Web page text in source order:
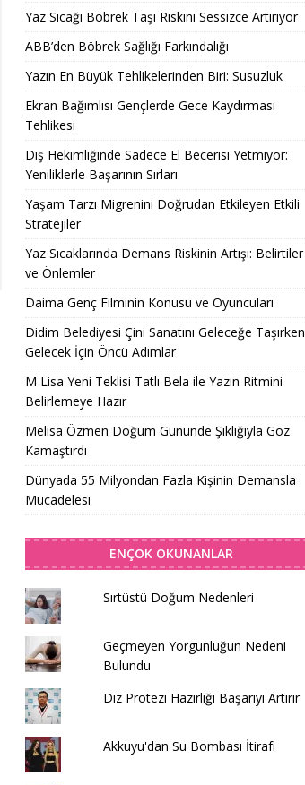
Yaz Sıcağı Böbrek Taşı Riskini Sessizce Artırıyor
ABB’den Böbrek Sağlığı Farkındalığı
Yazın En Büyük Tehlikelerinden Biri: Susuzluk
Ekran Bağımlısı Gençlerde Gece Kaydırması
Tehlikesi
Diş Hekimliğinde Sadece El Becerisi Yetmiyor:
Yeniliklerle Başarının Sırları
Yaşam Tarzı Migrenini Doğrudan Etkileyen Etkili
Stratejiler
Yaz Sıcaklarında Demans Riskinin Artışı: Belirtiler
ve Önlemler
Daima Genç Filminin Konusu ve Oyuncuları
Didim Belediyesi Çini Sanatını Geleceğe Taşırken
Gelecek İçin Öncü Adımlar
M Lisa Yeni Teklisi Tatlı Bela ile Yazın Ritmini
Belirlemeye Hazır
Melisa Özmen Doğum Gününde Şıklığıyla Göz
Kamaştırdı
Dünyada 55 Milyondan Fazla Kişinin Demansla
Mücadelesi
ENÇOK OKUNANLAR
Sırtüstü Doğum Nedenleri
Geçmeyen Yorgunluğun Nedeni
Bulundu
Diz Protezi Hazırlığı Başarıyı Artırır
Akkuyu'dan Su Bombası İtirafı